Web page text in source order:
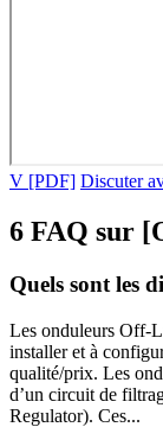
V [PDF] Discuter
6 FAQ sur
Quels sont les
Les onduleurs Off-
installer et à
qualité/prix. Les
d’un circuit de
Regulator). Ces...